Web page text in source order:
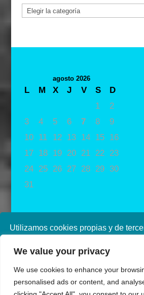
Utilizamos cookies propias y de
navegando, consideramos que
política de cookies consulte nuestra
privacidad
We value your privacy
We use cookies to enhance your
personalised ads or content, and
Categorías
agosto 2026
L M X J V S
D
1
2
3
4 5 6 7 8
9
10
11 12 13 14 15
16
17
18 19 20 21 22
23
24
25 26 27 28 29 30
31